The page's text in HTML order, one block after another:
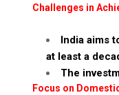
Challenges in
India aims
at least a
The
Focus on